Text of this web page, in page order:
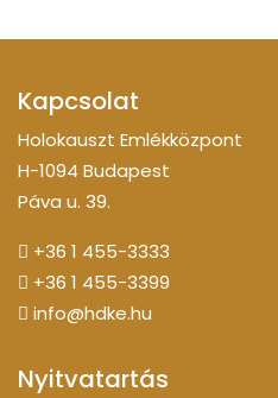
Kapcsolat
Holokauszt Emlékközpont
H-1094 Budapest
Páva u. 39.
+36 1 455-3333
+36 1 455-3399
info@hdke.hu
Nyitvatartás